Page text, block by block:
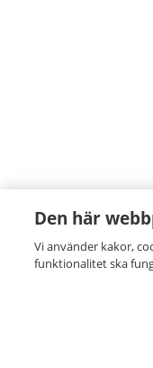
Den här
Vi använder kakor,
funktionalitet ska